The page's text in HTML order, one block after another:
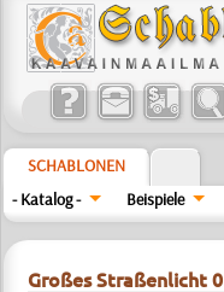
SCHABLONEN
- Katalog -
Beispiele
Großes Straßenlicht